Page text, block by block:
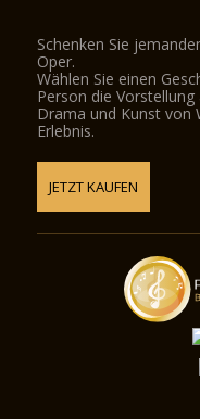
Schenken Sie
Oper.
Wählen Sie einen
Person die
Drama und Kunst von
Erlebnis.
JETZT KAUFEN